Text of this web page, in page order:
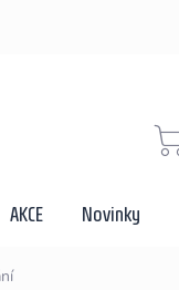
AKCE Novinky